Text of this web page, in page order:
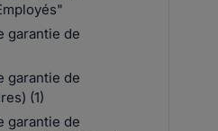
garantie de
garantie de
(1)
garantie de